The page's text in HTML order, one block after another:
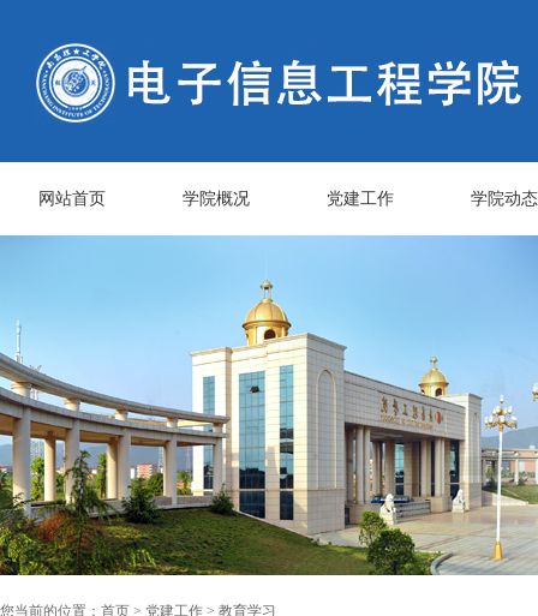
网站首页 学院概况 党建工作 学院动态
您当前的位置： 首页 > 党建工作 > 教育学习